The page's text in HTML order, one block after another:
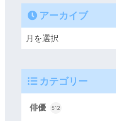
アーカイブ
カテゴリー
俳優 512